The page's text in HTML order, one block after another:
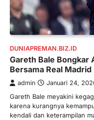
DUNIAPREMAN.BIZ.ID
Gareth Bale Bongkar
Bersama Real Madrid
admin Januari 24,
Gareth Bale meyakini
karena kurangnya
kendali dan keterampilan